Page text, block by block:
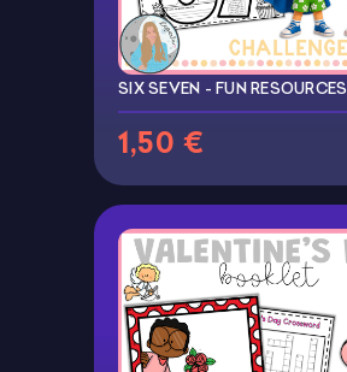
SIX SEVEN - FUN RESOURCES
1,50 €